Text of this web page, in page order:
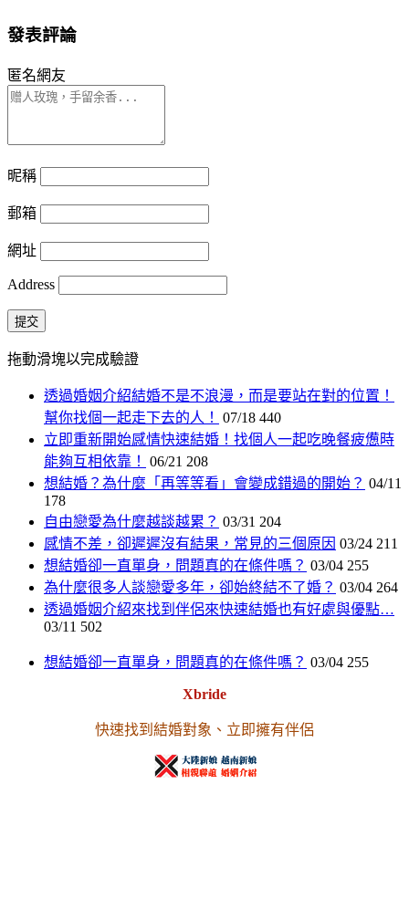
發表評論
匿名網友
昵稱
郵箱
網址
Address
提交
拖動滑塊以完成驗證
透過婚姻介紹結婚不是不浪漫，而是要站在對的位置！
幫你找個一起走下去的人！
07/18 440
立即重新開始感情快速結婚！找個人一起吃晚餐疲憊時
能夠互相依靠！
06/21 208
想結婚？為什麼「再等等看」會變成錯過的開始？ 04/11
178
自由戀愛為什麼越談越累？ 03/31 204
感情不差，卻遲遲沒有結果，常見的三個原因 03/24 211
想結婚卻一直單身，問題真的在條件嗎？ 03/04 255
為什麼很多人談戀愛多年，卻始終結不了婚？ 03/04 264
透過婚姻介紹來找到伴侶來快速結婚也有好處與優點…
03/11 502
想結婚卻一直單身，問題真的在條件嗎？ 03/04 255
Xbride
快速找到結婚對象、立即擁有伴侶